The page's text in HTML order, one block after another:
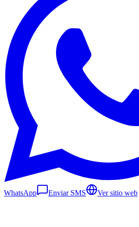
WhatsApp Enviar SMS Ver sitio web